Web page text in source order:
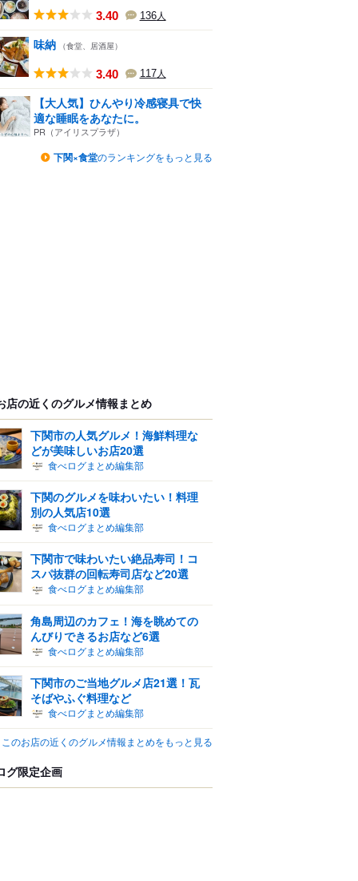
3.40 136人
味納 （食堂、居酒屋）
3.40 117人
【大人気】ひんやり冷感寝具で快
適な睡眠をあなたに。
PR（アイリスプラザ）
下関×食堂のランキングをもっと見る
店の近くのグルメ情報まとめ
下関市の人気グルメ！海鮮料理な
どが美味しいお店20選
食べログまとめ編集部
下関のグルメを味わいたい！料理
別の人気店10選
食べログまとめ編集部
下関市で味わいたい絶品寿司！コ
スパ抜群の回転寿司店など20選
食べログまとめ編集部
角島周辺のカフェ！海を眺めての
んびりできるお店など6選
食べログまとめ編集部
下関市のご当地グルメ店21選！瓦
そばやふぐ料理など
食べログまとめ編集部
このお店の近くのグルメ情報まとめをもっと見る
グ限定企画